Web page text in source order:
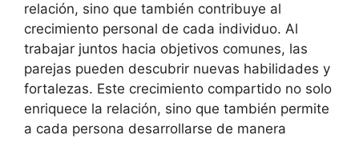
relación, sino que también contribuye al
crecimiento personal de cada individuo. Al
trabajar juntos hacia objetivos comunes, las
parejas pueden descubrir nuevas habilidades y
fortalezas. Este crecimiento compartido no solo
enriquece la relación, sino que también permite
a cada persona desarrollarse de manera